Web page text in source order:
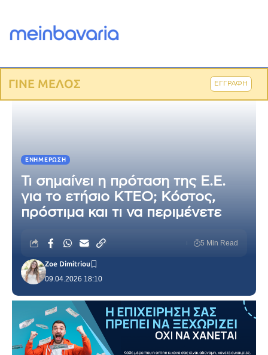
ΓΙΝΕ ΜΕΛΟΣ ΕΓΓΡΑΦΗ
ΕΝΗΜΈΡΩΣΗ
Τι σημαίνει η πρόταση της Ε.Ε.
για το ετήσιο ΚΤΕΟ; Κόστος,
πρόστιμα και τι να περιμένετε
09.04.2026 18:10
Zoe Dimitriou
5 Min Read